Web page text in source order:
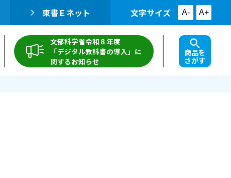
東書Ｅネット 文字サイズ A- A+
文部科学省令和８年度
「デジタル教科書の導入」に
関するお知らせ
商品を
さがす